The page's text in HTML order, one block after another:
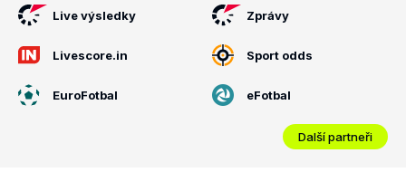
Live výsledky Zprávy
Livescore.in Sport odds
EuroFotbal eFotbal
Další partneři